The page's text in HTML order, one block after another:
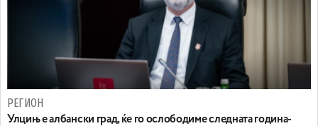
РЕГИОН
Улцињ е албански град, ќе го ослободиме следната година-